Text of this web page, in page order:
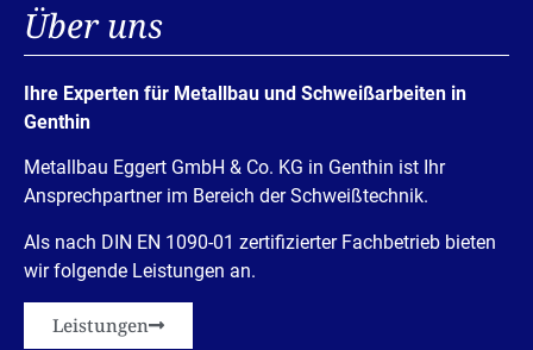
Über uns
Ihre Experten für Metallbau und Schweißarbeiten in
Genthin
Metallbau Eggert GmbH & Co. KG in Genthin ist Ihr
Ansprechpartner im Bereich der Schweißtechnik.
Als nach DIN EN 1090-01 zertifizierter Fachbetrieb bieten
wir folgende Leistungen an.
Leistungen